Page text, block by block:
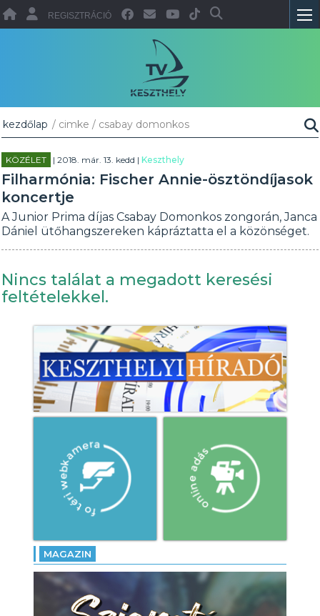
REGISZTRÁCIÓ
kezdőlap / cimke / csabay domonkos
KÖZÉLET | 2018. már. 13. kedd |Keszthely
Filharmónia: Fischer Annie-ösztöndíjasok
koncertje
A Junior Prima díjas Csabay Domonkos zongorán, Janca
Dániel ütőhangszereken kápráztatta el a közönséget.
Nincs találat a megadott keresési
feltételekkel.
MAGAZIN